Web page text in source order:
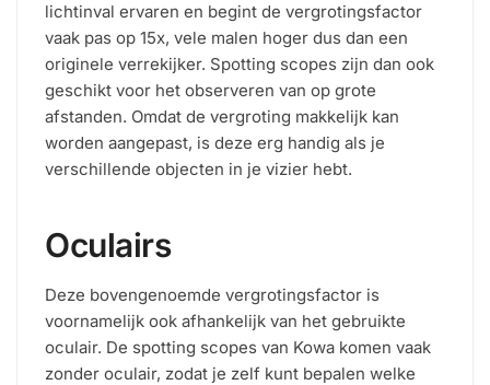
lichtinval ervaren en begint de vergrotingsfactor
vaak pas op 15x, vele malen hoger dus dan een
originele verrekijker. Spotting scopes zijn dan ook
geschikt voor het observeren van op grote
afstanden. Omdat de vergroting makkelijk kan
worden aangepast, is deze erg handig als je
verschillende objecten in je vizier hebt.
Oculairs
Deze bovengenoemde vergrotingsfactor is
voornamelijk ook afhankelijk van het gebruikte
oculair. De spotting scopes van Kowa komen vaak
zonder oculair, zodat je zelf kunt bepalen welke